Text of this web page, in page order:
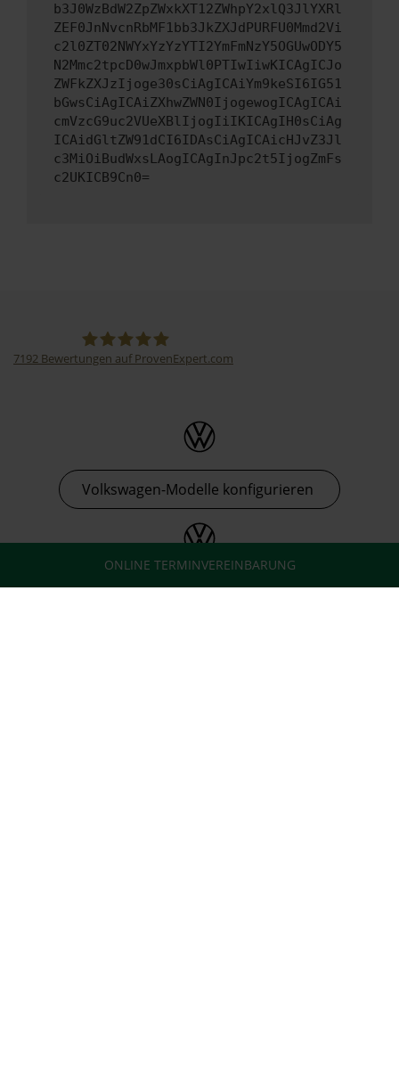
b3J0WzBdW2ZpZWxkXT12ZWhpY2xlQ3JlYXRl
ZEF0JnNvcnRbMF1bb3JkZXJdPURFU0Mmd2Vi
c2l0ZT02NWYxYzYzYTI2YmFmNzY5OGUwODY5
N2Mmc2tpcD0wJmxpbWl0PTIwIiwKICAgICJo
ZWFkZXJzIjoge30sCiAgICAiYm9keSI6IG51
bGwsCiAgICAiZXhwZWN0IjogewogICAgICAi
cmVzcG9uc2VUeXBlIjogIiIKICAgIH0sCiAg
ICAidGltZW91dCI6IDAsCiAgICAicHJvZ3Jl
c3MiOiBudWxsLAogICAgInJpc2t5IjogZmFs
c2UKICB9Cn0=
7192 Bewertungen auf ProvenExpert.com
Volkswagen-Modelle konfigurieren
Volkswagen-Nutzfahrzeuge konfigurieren
ONLINE TERMINVEREINBARUNG